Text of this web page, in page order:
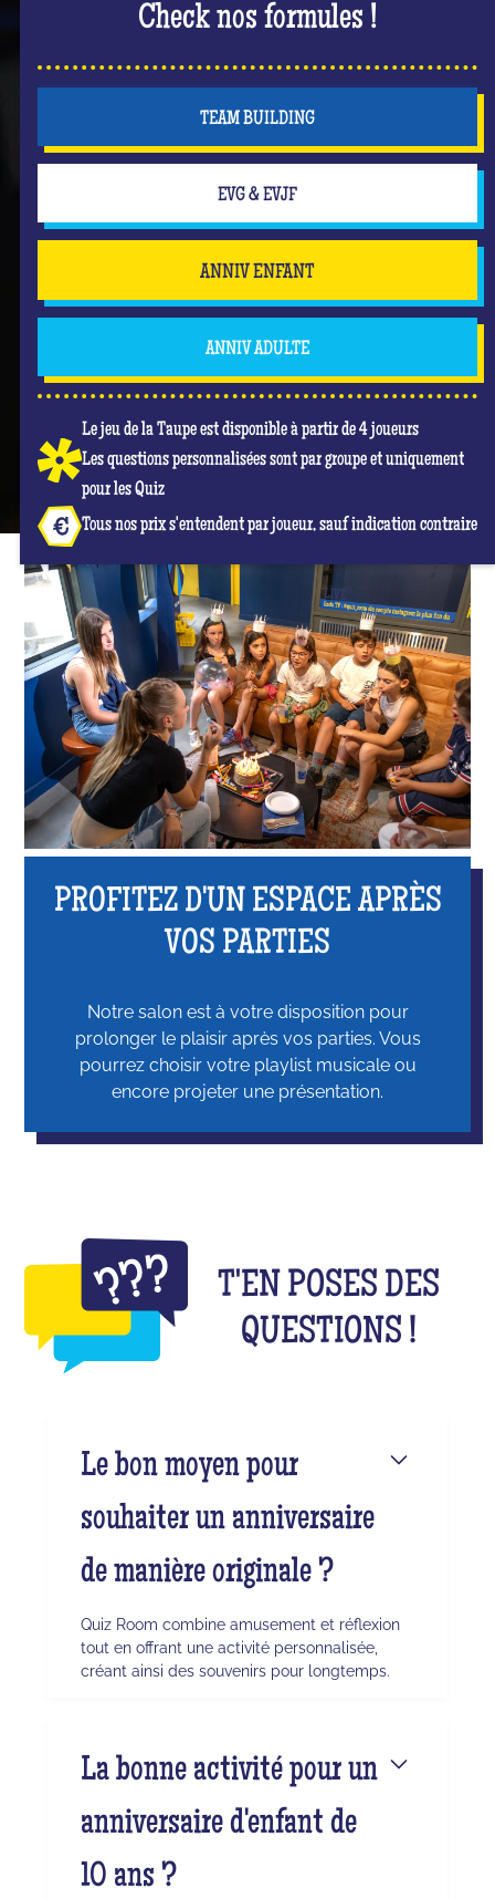
Check nos formules !
TEAM BUILDING
EVG & EVJF
ANNIV ENFANT
ANNIV ADULTE
Le jeu de la Taupe est disponible à partir de 4 joueurs
Les questions personnalisées sont par groupe et uniquement
pour les Quiz
Tous nos prix s'entendent par joueur, sauf indication contraire
PROFITEZ D'UN ESPACE APRÈS
VOS PARTIES
Notre salon est à votre disposition pour
prolonger le plaisir après vos parties. Vous
pourrez choisir votre playlist musicale ou
encore projeter une présentation.
T'EN POSES DES
QUESTIONS !
Le bon moyen pour
souhaiter un anniversaire
de manière originale ?
Quiz Room combine amusement et réflexion
tout en offrant une activité personnalisée,
créant ainsi des souvenirs pour longtemps.
La bonne activité pour un
anniversaire d'enfant de
10 ans ?